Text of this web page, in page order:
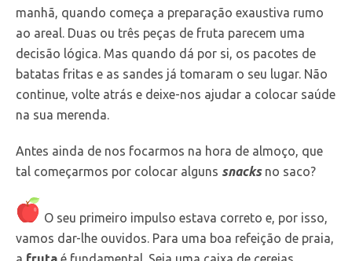
manhã, quando começa a preparação exaustiva rumo
ao areal. Duas ou três peças de fruta parecem uma
decisão lógica. Mas quando dá por si, os pacotes de
batatas fritas e as sandes já tomaram o seu lugar. Não
continue, volte atrás e deixe-nos ajudar a colocar saúde
na sua merenda.
Antes ainda de nos focarmos na hora de almoço, que
tal começarmos por colocar alguns snacksno saco?
O seu primeiro impulso estava correto e, por isso,
vamos dar-lhe ouvidos. Para uma boa refeição de praia,